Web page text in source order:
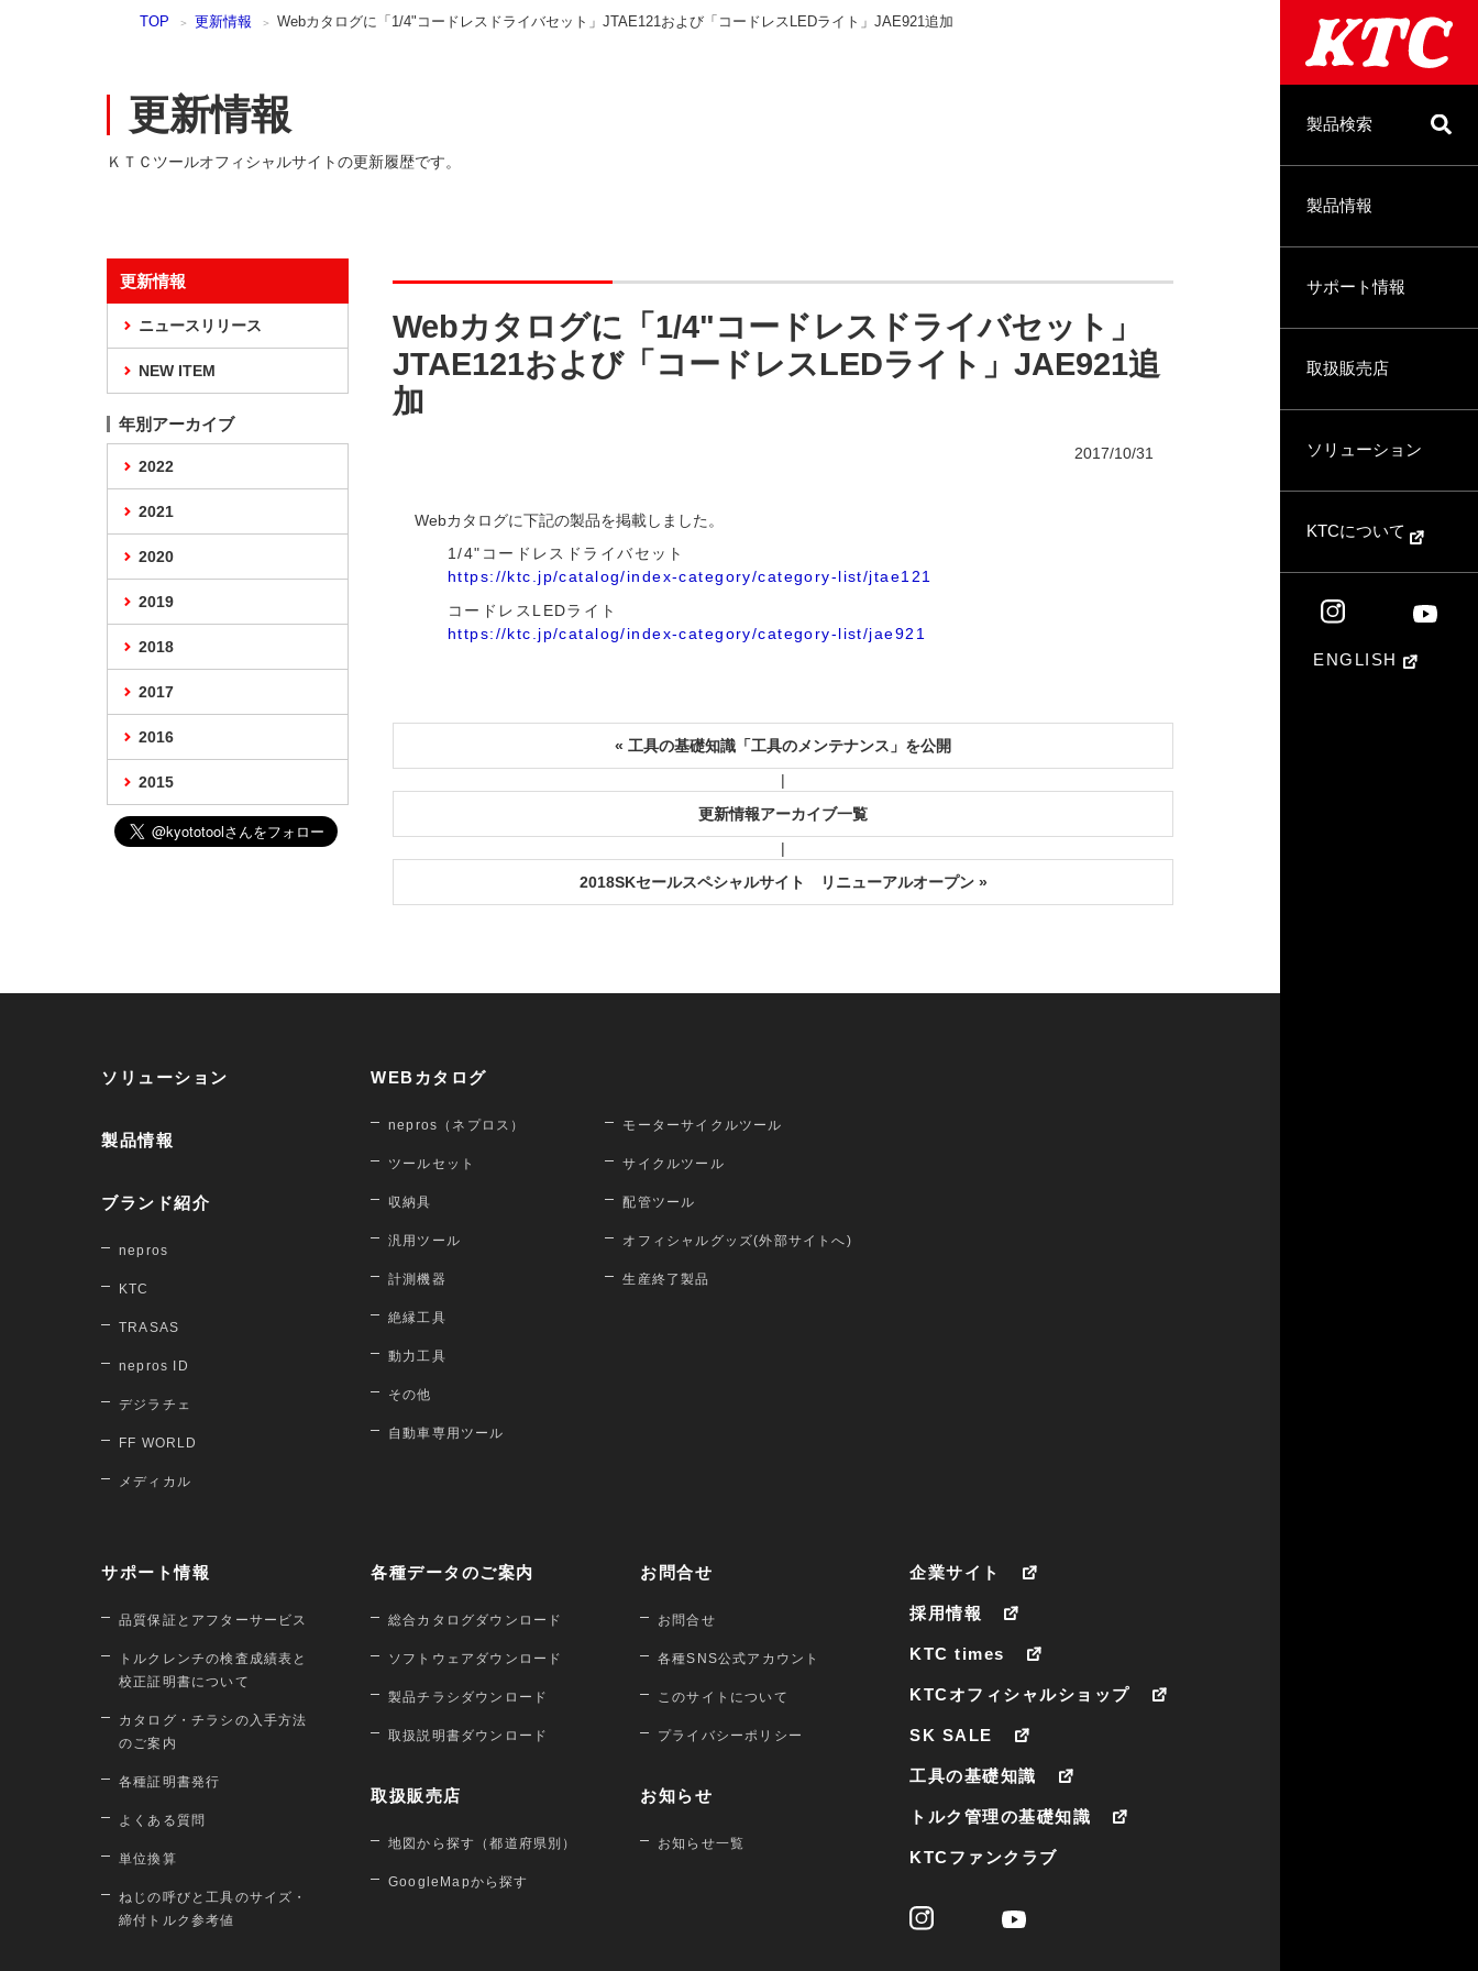
製品検索
製品情報
サポート情報
取扱販売店
ソリューション
KTCについて
ENGLISH
TOP 更新情報 Webカタログに「1/4"コードレスドライバセット」JTAE121および「コードレスLEDライト」JAE921追加
更新情報
ＫＴＣツールオフィシャルサイトの更新履歴です。
Webカタログに「1/4"コードレスドライバセット」
JTAE121および「コードレスLEDライト」JAE921追
加
2017/10/31
Webカタログに下記の製品を掲載しました。
1/4"コードレスドライバセット
https://ktc.jp/catalog/index-category/category-list/jtae121
コードレスLEDライト
https://ktc.jp/catalog/index-category/category-list/jae921
« 工具の基礎知識「工具のメンテナンス」を公開
|
更新情報アーカイブ一覧
|
2018SKセールスペシャルサイト リニューアルオープン »
更新情報
ニュースリリース
NEW ITEM
年別アーカイブ
2022
2021
2020
2019
2018
2017
2016
2015
ソリューション
製品情報
ブランド紹介
nepros
KTC
TRASAS
nepros ID
デジラチェ
FF WORLD
メディカル
WEBカタログ
nepros（ネプロス）
ツールセット
収納具
汎用ツール
計測機器
絶縁工具
動力工具
その他
自動車専用ツール
モーターサイクルツール
サイクルツール
配管ツール
オフィシャルグッズ(外部サイトへ)
生産終了製品
サポート情報
品質保証とアフターサービス
トルクレンチの検査成績表と
校正証明書について
カタログ・チラシの入手方法
のご案内
各種証明書発行
よくある質問
単位換算
ねじの呼びと工具のサイズ・
締付トルク参考値
各種データのご案内
総合カタログダウンロード
ソフトウェアダウンロード
製品チラシダウンロード
取扱説明書ダウンロード
取扱販売店
地図から探す（都道府県別）
GoogleMapから探す
お問合せ
お問合せ
各種SNS公式アカウント
このサイトについて
プライバシーポリシー
お知らせ
お知らせ一覧
企業サイト
採用情報
KTC times
KTCオフィシャルショップ
SK SALE
工具の基礎知識
トルク管理の基礎知識
KTCファンクラブ